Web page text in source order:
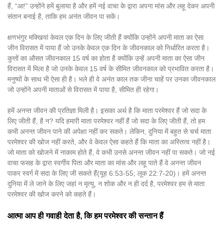
हैं, “आ!” उन्होंने हमें बुलाया है और हमें नई वाचा के द्वारा अपना मांस और लहू देकर अपनी
संतान बनाई है, ताकि हम अनंत जीवन पा सकें।
क्षणभंगुर मक्खियां केवल एक दिन के लिए जीती हैं क्योंकि उन्होंने अपनी माता का ऐसा
जीन विरासत में पाया हैं जो उनके केवल एक दिन के जीवनकाल को निर्धारित करता है।
कुत्तों का औसत जीवनकाल 15 वर्ष का होता है क्योंकि उन्हें अपनी माता का ऐसा जीन
विरासत में मिला है जो उनके केवल 15 वर्ष के सीमित जीवनकाल को प्रभावित करता है।
मनुष्यों के साथ भी ऐसा ही है। भले ही वे अनंत काल तक जीना चाहें पर उनका जीवनकाल
जो उन्होंने अपनी माताओं से विरासत में पाया है, सीमित ही रहेगा।
हमें अनन्त जीवन की प्रतिज्ञा मिली है। इसका अर्थ है कि माता परमेश्वर हैं जो सदा के
लिए जीती हैं, है न? यदि हमारी माता परमेश्वर नहीं हैं जो सदा के लिए जीती हैं, तो हम
कभी अनन्त जीवन पाने की अपेक्षा नहीं कर सकते। लेकिन, दुनिया में बहुत से चर्च माता
परमेश्वर की खोज नहीं करते, और वे केवल ऐसा कहते हैं कि माता का अस्तित्व नहीं है।
जो माता को खोजने में नाकाम होते हैं, वे कभी उनसे अनन्त जीवन नहीं पा सकते। जो नई
वाचा फसह के द्वारा स्वर्गीय पिता और माता का मांस और लहू पाते हैं वे अनन्त जीवन
पाकर स्वर्ग में सदा के लिए जी सकते हैं(यूह 6:53-55; लूक 22:7-20)। हमें अनन्त
दुनिया में ले जाने के लिए जहां न मृत्यु, न शोक और न ही दर्द है, परमेश्वर हम से माता
परमेश्वर की खोज करने को कहते हैं।
आत्मा आप ही गवाही देता है, कि हम परमेश्वर की सन्तान हैं